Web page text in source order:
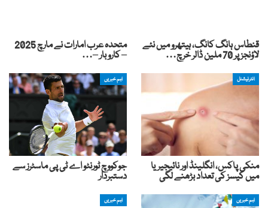
قنطاس ہانگ کانگ، ہیتھرو میں نئے
لاؤنجز پر 70 ملین ڈالر خرچ…
متحدہ عرب امارات نے مارچ 2025
– کاروبار –…
انٹرنیشنل
منکی پاکس، انگلینڈ اور نائیجیریا
میں کیسز کی تعداد بڑھنے لگی
اہم خبریں
جوکووچ ٹورنٹو اے ٹی پی ماسٹرز سے
دستبردار
اہم خبریں اہم خبریں